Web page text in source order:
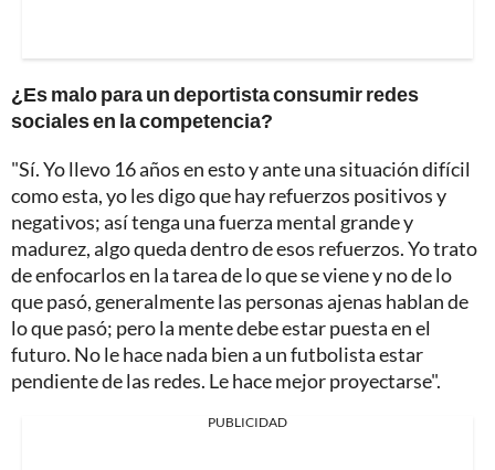
¿Es malo para un deportista consumir redes
sociales en la competencia?
"Sí. Yo llevo 16 años en esto y ante una situación difícil
como esta, yo les digo que hay refuerzos positivos y
negativos; así tenga una fuerza mental grande y
madurez, algo queda dentro de esos refuerzos. Yo trato
de enfocarlos en la tarea de lo que se viene y no de lo
que pasó, generalmente las personas ajenas hablan de
lo que pasó; pero la mente debe estar puesta en el
futuro. No le hace nada bien a un futbolista estar
pendiente de las redes. Le hace mejor proyectarse".
PUBLICIDAD